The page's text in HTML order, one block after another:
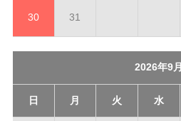
30 31
2026年9月
日 月 火 水